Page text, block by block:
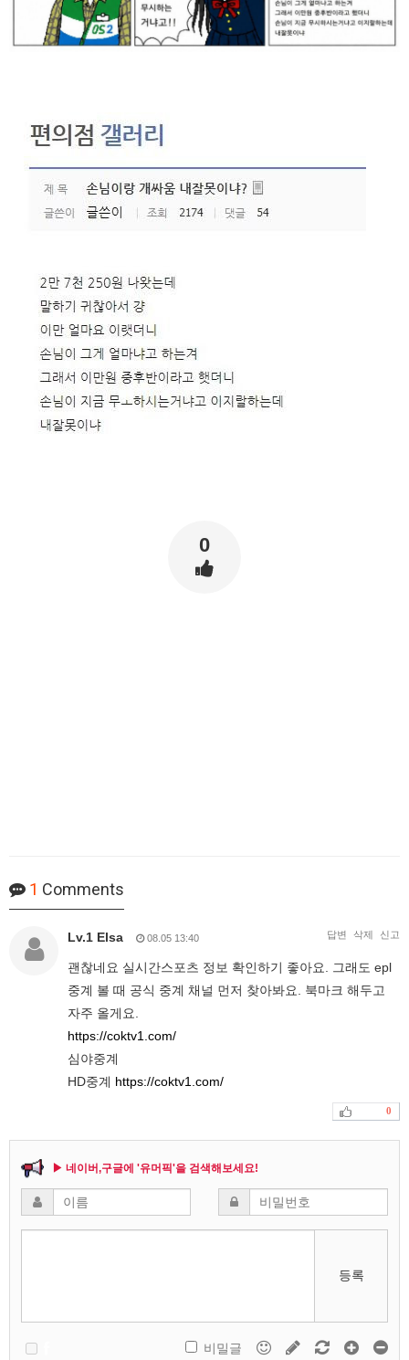
0
1 Comments
Lv.1 Elsa 08.05 13:40 답변 삭제 신고
괜찮네요 실시간스포츠 정보 확인하기 좋아요. 그래도 epl
중계 볼 때 공식 중계 채널 먼저 찾아봐요. 북마크 해두고
자주 올게요.
https://coktv1.com/
심야중계
HD중계 https://coktv1.com/
0
▶ 네이버,구글에 '유머픽'을 검색해보세요!
등록
비밀글